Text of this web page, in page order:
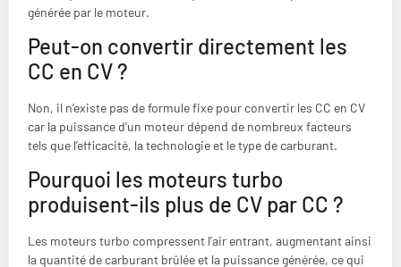
générée par le moteur.
Peut-on convertir directement les
CC en CV ?
Non, il n’existe pas de formule fixe pour convertir les CC en CV
car la puissance d’un moteur dépend de nombreux facteurs
tels que l’efficacité, la technologie et le type de carburant.
Pourquoi les moteurs turbo
produisent-ils plus de CV par CC ?
Les moteurs turbo compressent l’air entrant, augmentant ainsi
la quantité de carburant brûlée et la puissance générée, ce qui